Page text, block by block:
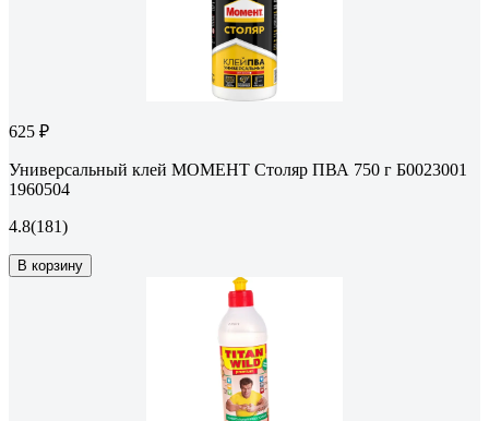
625 ₽
Универсальный клей МОМЕНТ Столяр ПВА 750 г Б0023001
1960504
4.8(181)
В корзину